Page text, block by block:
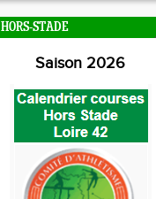
HORS-STADE
Saison 2026